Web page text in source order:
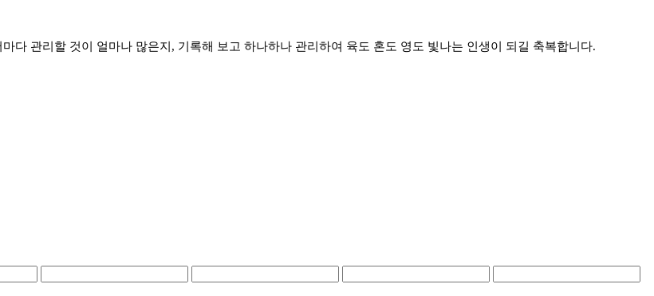
다 관리할 것이 얼마나 많은지, 기록해 보고 하나하나 관리하여 육도 혼도 영도 빛나는 인생이 되길 축복합니다.